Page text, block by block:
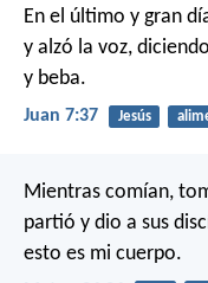
En el último y gran
y alzó la voz,
y beba.
Juan 7:37 Jesús
Mientras comían,
partió y dio a sus
esto es mi cuerpo.